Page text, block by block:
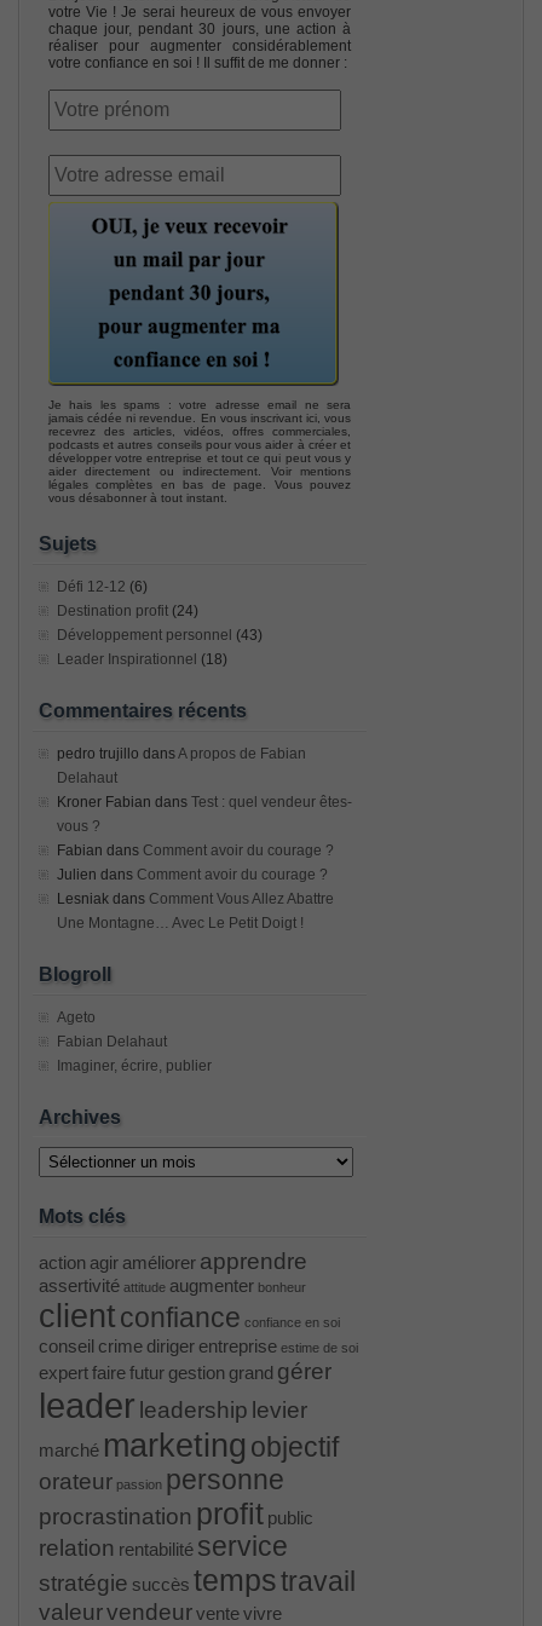
votre Vie ! Je serai heureux de vous envoyer
chaque jour, pendant 30 jours, une action à
réaliser pour augmenter considérablement
votre confiance en soi ! Il suffit de me donner :
Je hais les spams : votre adresse email ne sera
jamais cédée ni revendue. En vous inscrivant ici, vous
recevrez des articles, vidéos, offres commerciales,
podcasts et autres conseils pour vous aider à créer et
développer votre entreprise et tout ce qui peut vous y
aider directement ou indirectement. Voir mentions
légales complètes en bas de page. Vous pouvez
vous désabonner à tout instant.
Sujets
Défi 12-12 (6)
Destination profit (24)
Développement personnel (43)
Leader Inspirationnel (18)
Commentaires récents
pedro trujillo dansA propos de Fabian
Delahaut
Kroner Fabian dans Test : quel vendeur êtes-
vous ?
Fabian dans Comment avoir du courage ?
Julien dans Comment avoir du courage ?
Lesniak dans Comment Vous Allez Abattre
Une Montagne… Avec Le Petit Doigt !
Blogroll
Ageto
Fabian Delahaut
Imaginer, écrire, publier
Archives
Archives
Mots clés
action agir améliorer apprendre
assertivité attitude augmenter bonheur
client confiance confiance en soi
conseil crime diriger entreprise estime de soi
expertfairefutur gestion grand gérer
leader leadership levier
marché marketing objectif
orateur passion personne
procrastination profit public
relation rentabilité service
stratégie succès tempstravail
valeurvendeurventevivre